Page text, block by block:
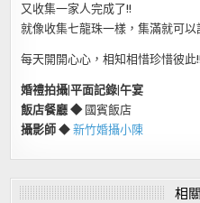
又收集一家人完成了!!
就像收集七龍珠一樣，集滿就可以
每天開開心心，相知相惜珍惜彼此!!!
婚禮拍攝|平面記錄|午宴
飯店餐廳 ◆國賓飯店
攝影師 ◆新竹婚攝小陳
相